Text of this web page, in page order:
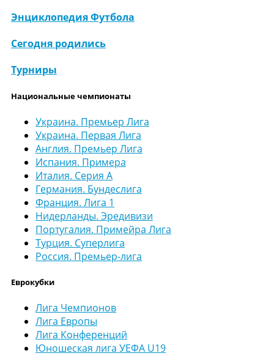
Энциклопедия Футбола
Сегодня родились
Турниры
Национальные чемпионаты
Украина. Премьер Лига
Украина. Первая Лига
Англия. Премьер Лига
Испания. Примера
Италия. Серия А
Германия. Бундеслига
Франция. Лига 1
Нидерланды. Эредивизи
Португалия. Примейра Лига
Турция. Суперлига
Россия. Премьер-лига
Еврокубки
Лига Чемпионов
Лига Европы
Лига Конференций
Юношеская лига УЕФА U19